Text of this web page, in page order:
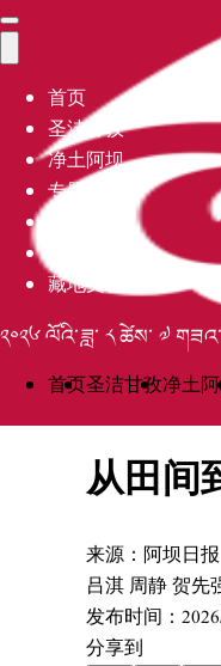
首页
圣洁甘孜
净土阿坝
专题专栏
藏地文化
༢༠༢༦ ལོའི་ཟླ་ ༨ ཚེས་ ༧
首页圣洁甘孜净土
从田间
来源： 阿坝日报
吕淇 周静 贺先
发布时间：
分享到